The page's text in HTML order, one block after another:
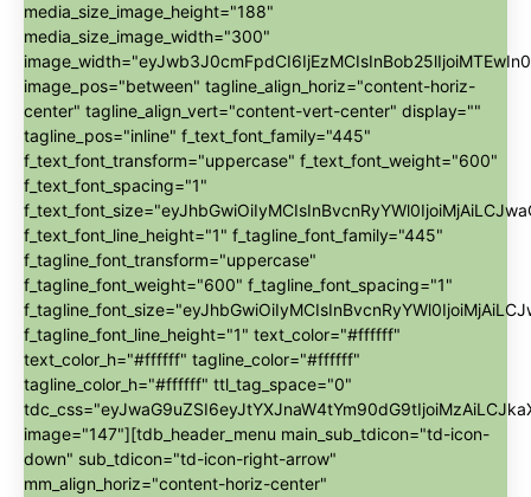
media_size_image_height="188"
media_size_image_width="300"
image_pos="between" tagline_align_horiz="content-horiz-
center" tagline_align_vert="content-vert-center" display=""
tagline_pos="inline" f_text_font_family="445"
f_text_font_transform="uppercase" f_text_font_weight="600"
f_text_font_spacing="1"
f_text_font_line_height="1" f_tagline_font_family="445"
f_tagline_font_transform="uppercase"
f_tagline_font_weight="600" f_tagline_font_spacing="1"
f_tagline_font_line_height="1" text_color="#ffffff"
text_color_h="#ffffff" tagline_color="#ffffff"
tagline_color_h="#ffffff" ttl_tag_space="0"
image="147"][tdb_header_menu main_sub_tdicon="td-icon-
down" sub_tdicon="td-icon-right-arrow"
mm_align_horiz="content-horiz-center"